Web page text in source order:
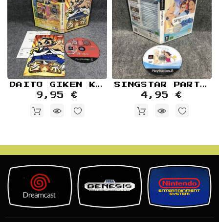
DAITO GIKEN KOUSHIKI PACHI SLOT SIMULATOR YOSHIMUNE JAP SONY PLAYSTATION 2 PS2
9,95 €
SINGSTAR PARTY SONY PLAYSTATION 2 PS2
4,95 €